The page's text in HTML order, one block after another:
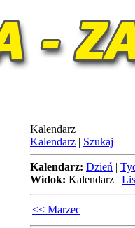
Kalendarz
Kalendarz | Szukaj
Kalendarz: Dzień |
Widok: Kalendarz |
<< Marzec